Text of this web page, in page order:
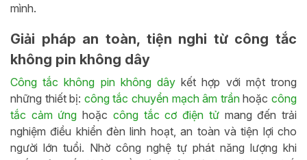
mình.
Giải pháp an toàn, tiện nghi từ công tắc
không pin không dây
Công tắc không pin không dây kết hợp với một trong
những thiết bị: công tắc chuyển mạch âm trầnhoặccông
tắc cảm ứng hoặc công tắc cơ điện tửmang đến trải
nghiệm điều khiển đèn linh hoạt, an toàn và tiện lợi cho
người lớn tuổi. Nhờ công nghệ tự phát năng lượng khi